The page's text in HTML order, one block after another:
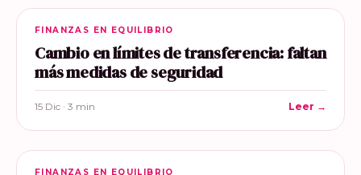
FINANZAS EN EQUILIBRIO
Cambio en límites de transferencia: faltan
más medidas de seguridad
15 Dic · 3 min Leer →
FINANZAS EN EQUILIBRIO